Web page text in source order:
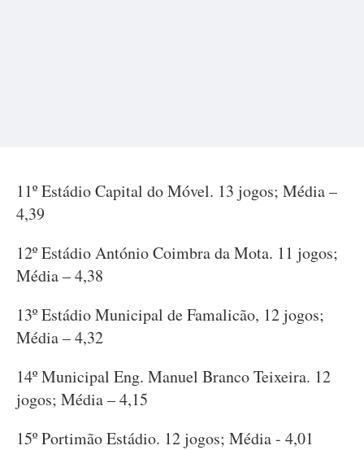
11º Estádio Capital do Móvel. 13 jogos; Média –
4,39
12º Estádio António Coimbra da Mota. 11 jogos;
Média – 4,38
13º Estádio Municipal de Famalicão, 12 jogos;
Média – 4,32
14º Municipal Eng. Manuel Branco Teixeira. 12
jogos; Média – 4,15
15º Portimão Estádio. 12 jogos; Média - 4,01